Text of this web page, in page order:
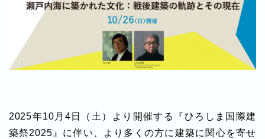
2025年10月4日（土）より開催する『ひろしま国際建
築祭2025』に伴い、より多くの方に建築に関心を寄せ